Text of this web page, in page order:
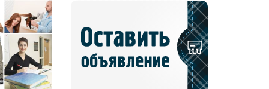
объявление